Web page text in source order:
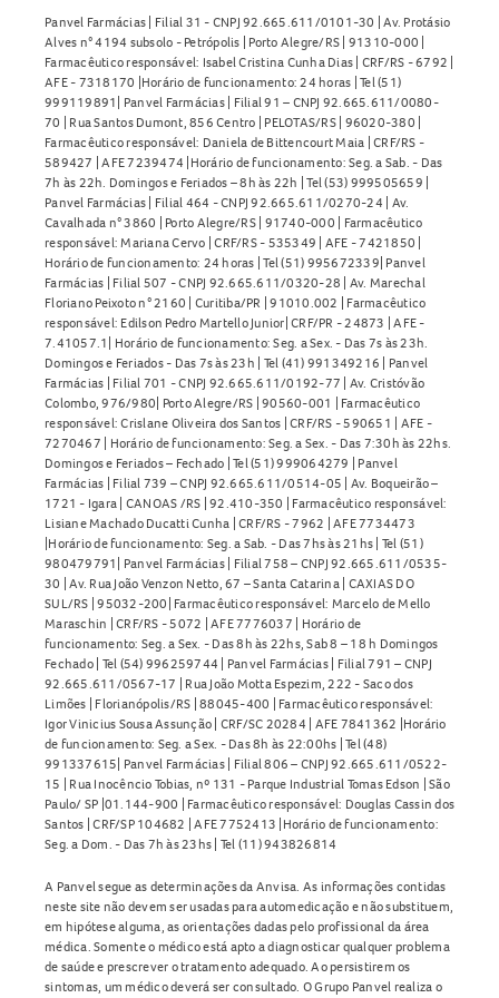
Panvel Farmácias | Filial 31 - CNPJ 92.665.611/0101-30 | Av. Protásio
Alves n° 4194 subsolo - Petrópolis | Porto Alegre/RS | 91310-000 |
Farmacêutico responsável: Isabel Cristina Cunha Dias | CRF/RS - 6792 |
AFE - 7318170 |Horário de funcionamento: 24 horas | Tel (51)
999119891| Panvel Farmácias | Filial 91 – CNPJ 92.665.611/0080-
70 | Rua Santos Dumont, 856 Centro | PELOTAS/RS | 96020-380 |
Farmacêutico responsável: Daniela de Bittencourt Maia | CRF/RS -
589427 | AFE 7239474 |Horário de funcionamento: Seg. a Sab. - Das
7h às 22h. Domingos e Feriados – 8h às 22h | Tel (53) 999505659 |
Panvel Farmácias | Filial 464 - CNPJ 92.665.611/0270-24 | Av.
Cavalhada n° 3860 | Porto Alegre/RS | 91740-000 | Farmacêutico
responsável: Mariana Cervo | CRF/RS - 535349 | AFE - 7421850 |
Horário de funcionamento: 24 horas | Tel (51) 995672339| Panvel
Farmácias | Filial 507 - CNPJ 92.665.611/0320-28 | Av. Marechal
Floriano Peixoto n° 2160 | Curitiba/PR | 91010.002 | Farmacêutico
responsável: Edilson Pedro Martello Junior| CRF/PR - 24873 | AFE -
7.41057.1| Horário de funcionamento: Seg. a Sex. - Das 7s às 23h.
Domingos e Feriados - Das 7s às 23h | Tel (41) 991349216 | Panvel
Farmácias | Filial 701 - CNPJ 92.665.611/0192-77 | Av. Cristóvão
Colombo, 976/980| Porto Alegre/RS | 90560-001 | Farmacêutico
responsável: Crislane Oliveira dos Santos | CRF/RS - 590651 | AFE -
7270467 | Horário de funcionamento: Seg. a Sex. - Das 7:30h às 22hs.
Domingos e Feriados – Fechado | Tel (51) 999064279 | Panvel
Farmácias | Filial 739 – CNPJ 92.665.611/0514-05 | Av. Boqueirão –
1721 - Igara | CANOAS /RS | 92.410-350 | Farmacêutico responsável:
Lisiane Machado Ducatti Cunha | CRF/RS - 7962 | AFE 7734473
|Horário de funcionamento: Seg. a Sab. - Das 7hs às 21hs | Tel (51)
980479791| Panvel Farmácias | Filial 758 – CNPJ 92.665.611/0535-
30 | Av. Rua João Venzon Netto, 67 – Santa Catarina | CAXIAS DO
SUL/RS | 95032-200| Farmacêutico responsável: Marcelo de Mello
Maraschin | CRF/RS - 5072 | AFE 7776037 | Horário de
funcionamento: Seg. a Sex. - Das 8h às 22hs, Sab 8 – 18 h Domingos
Fechado | Tel (54) 996259744 | Panvel Farmácias | Filial 791 – CNPJ
92.665.611/0567-17 | Rua João Motta Espezim, 222 - Saco dos
Limões | Florianópolis/RS | 88045-400 | Farmacêutico responsável:
Igor Vinicius Sousa Assunção | CRF/SC 20284 | AFE 7841362 |Horário
de funcionamento: Seg. a Sex. - Das 8h às 22:00hs | Tel (48)
991337615| Panvel Farmácias | Filial 806 – CNPJ 92.665.611/0522-
15 | Rua Inocêncio Tobias, nº 131 - Parque Industrial Tomas Edson | São
Paulo/ SP |01.144-900 | Farmacêutico responsável: Douglas Cassin dos
Santos | CRF/SP 104682 | AFE 7752413 |Horário de funcionamento:
Seg. a Dom. - Das 7h às 23hs | Tel (11) 943826814
A Panvel segue as determinações da Anvisa. As informações contidas
neste site não devem ser usadas para automedicação e não substituem,
em hipótese alguma, as orientações dadas pelo profissional da área
médica. Somente o médico está apto a diagnosticar qualquer problema
de saúde e prescrever o tratamento adequado. Ao persistirem os
sintomas, um médico deverá ser consultado. O Grupo Panvel realiza o